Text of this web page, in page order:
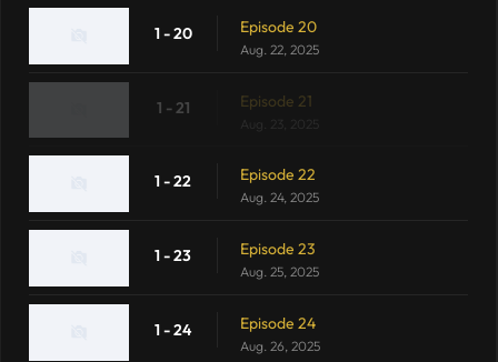
1 - 20 Episode 20
Aug. 22, 2025
1 - 21 Episode 21
1 - 22 Episode 22
Aug. 24, 2025
1 - 23 Episode 23
Aug. 25, 2025
1 - 24 Episode 24
Aug. 26, 2025